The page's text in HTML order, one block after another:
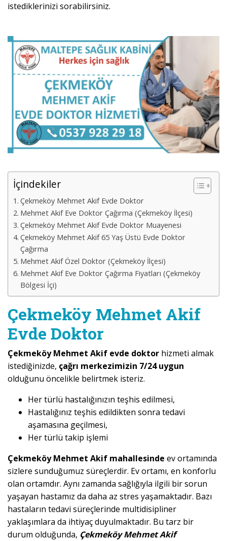
istediklerinizi sorabilirsiniz.
İçindekiler
Çekmeköy Mehmet Akif Evde Doktor
Mehmet Akif Eve Doktor Çağırma (Çekmeköy İlçesi)
Çekmeköy Mehmet Akif Evde Doktor Muayenesi
Çekmeköy Mehmet Akif 65 Yaş Üstü Evde Doktor
Çağırma
Mehmet Akif Özel Doktor (Çekmeköy İlçesi)
Mehmet Akif Eve Doktor Çağırma Fiyatları (Çekmeköy
Bölgesi İçi)
Çekmeköy Mehmet Akif
Evde Doktor
Çekmeköy Mehmet Akif evde doktor hizmeti almak
istediğinizde, çağrı merkezimizin 7/24 uygun
olduğunu öncelikle belirtmek isteriz.
Her türlü hastalığınızın teşhis edilmesi,
Hastalığınız teşhis edildikten sonra tedavi
aşamasına geçilmesi,
Her türlü takip işlemi
Çekmeköy Mehmet Akif mahallesinde ev ortamında
sizlere sunduğumuz süreçlerdir. Ev ortamı, en konforlu
olan ortamdır. Aynı zamanda sağlığıyla ilgili bir sorun
yaşayan hastamız da daha az stres yaşamaktadır. Bazı
hastaların tedavi süreçlerinde multidisipliner
yaklaşımlara da ihtiyaç duyulmaktadır. Bu tarz bir
durum olduğunda, Çekmeköy Mehmet Akif